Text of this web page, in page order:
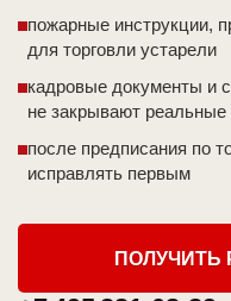
пожарные инструкции,
для торговли устарели
кадровые документы и
не закрывают
после предписания по
исправлять первым
ПОЛУЧИТЬ